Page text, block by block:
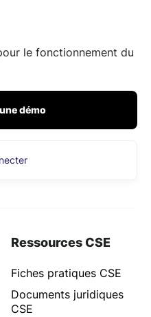
le fonctionnement du
démo
Ressources CSE
Fiches pratiques CSE
Documents juridiques
CSE